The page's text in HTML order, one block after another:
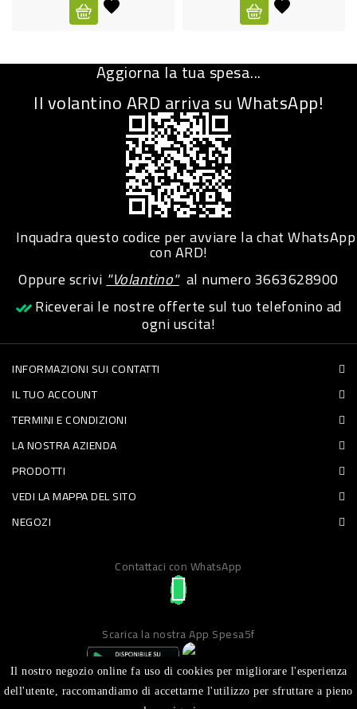
Il nostro negozio online fa uso di cookies per migliorare l'esperienza
dell'utente, raccomandiamo di accettarne l'utilizzo per sfruttare a pieno
SANITARI
PERSONA
PETS
ACCESSORI
PET
FOOD
FRESCHI
PRONTI
PANIFICI
Aggiorna la tua spesa...
Il volantino ARD arriva su WhatsApp!
Inquadra questo codice per avviare la chat WhatsApp
con ARD!
Oppure scrivi"Volantino"al numero3663628900
Riceverai le nostre offerte sul tuo telefonino ad
ogni uscita!
INFORMAZIONI SUI CONTATTI
IL TUO ACCOUNT
TERMINI E CONDIZIONI
LA NOSTRA AZIENDA
PRODOTTI
VEDI LA MAPPA DEL SITO
NEGOZI
Contattaci con WhatsApp
Scarica la nostra App Spesa5f